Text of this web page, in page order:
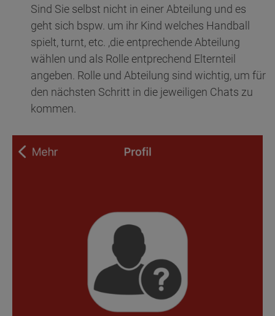
Sind Sie selbst nicht in einer Abteilung und es
geht sich bspw. um ihr Kind welches Handball
spielt, turnt, etc. ,die entprechende Abteilung
wählen und als Rolle entprechend Elternteil
angeben. Rolle und Abteilung sind wichtig, um für
den nächsten Schritt in die jeweiligen Chats zu
kommen.